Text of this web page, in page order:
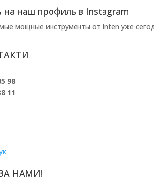
на наш профиль в Instagram
мощные инструменты от Inten уже
98
11
НАМИ!